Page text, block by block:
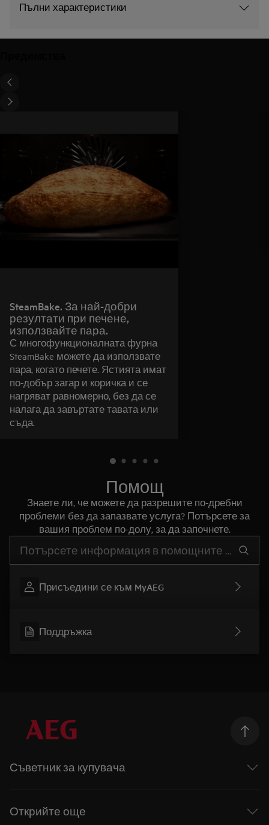
Пълни характеристики
SteamBake. За най-добри
резултати при печене,
използвайте пара.
С многофункционалната фурна
SteamBake можете да използвате
пара, когато печете. Ястията имат
по-добър загар и коричка и се
нагряват равномерно, без да се
налага да завъртате тавата или
съда.
Помощ
Знаете ли, че можете да разрешите по-дребни
проблеми без да запазвате услуга? Потърсете за
вашия проблем по-долу, за да започнете.
Присъедини се към MyAEG
Поддръжка
Съветник за купувача
Перални със сушилня
Сушилни
Открийте още